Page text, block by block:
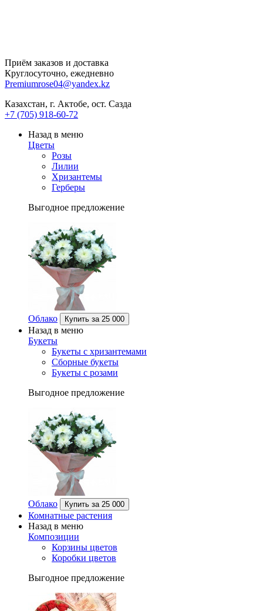
Приём заказов и доставка
Круглосуточно, ежедневно
Premiumrose04@yandex.kz
Казахстан, г. Актобе, ост. Сазда
+7 (705) 918-60-72
Назад в меню
Цветы
Розы
Лилии
Хризантемы
Герберы
Выгодное предложение
Облако Купить за 25 000
Назад в меню
Букеты
Букеты с хризантемами
Сборные букеты
Букеты с розами
Выгодное предложение
Облако Купить за 25 000
Комнатные растения
Назад в меню
Композиции
Корзины цветов
Коробки цветов
Выгодное предложение